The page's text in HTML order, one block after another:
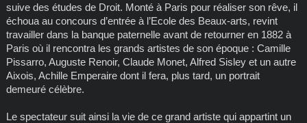
suive des études de Droit. Monté à Paris pour réaliser son rêve, il
échoua au concours d’entrée à l’Ecole des Beaux-arts, revint
travailler dans la banque paternelle avant de retourner en 1882 à
Paris où il rencontra les grands artistes de son époque : Camille
Pissarro, Auguste Renoir, Claude Monet, Alfred Sisley et un autre
Aixois, Achille Emperaire dont il fera, plus tard, un portrait
demeuré célèbre.
Le spectateur suit ainsi la vie de ce grand artiste qui appartint un